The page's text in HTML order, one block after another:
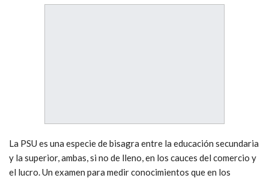
La PSU es una especie de bisagra entre la educación secundaria
y la superior, ambas, si no de lleno, en los cauces del comercio y
el lucro. Un examen para medir conocimientos que en los